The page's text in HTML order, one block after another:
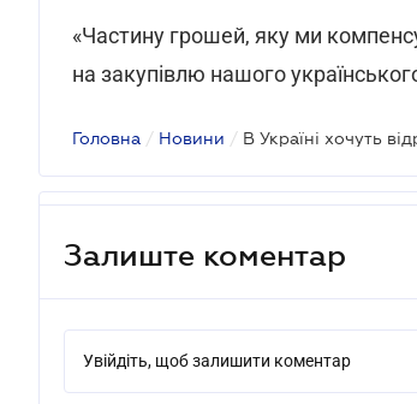
«Частину грошей, яку ми
на закупівлю нашого
Головна / Новини / В Україні хочуть
Залиште коментар
Увійдіть, щоб залишити коментар